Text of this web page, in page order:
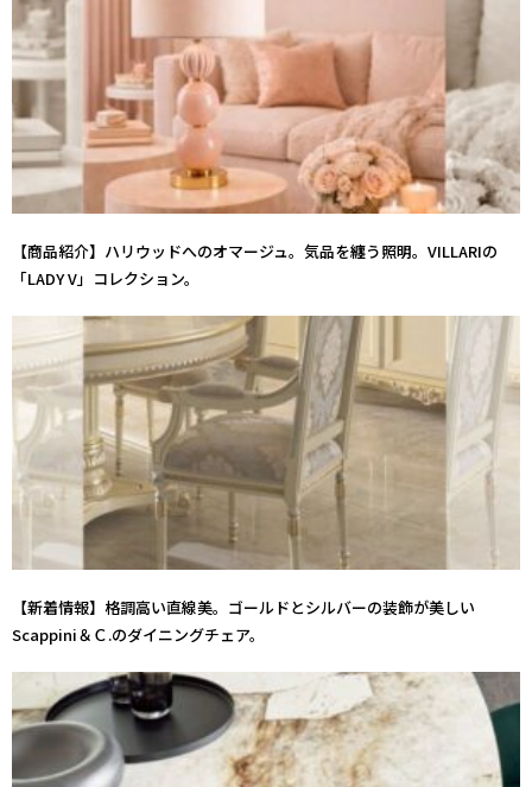
【商品紹介】ハリウッドへのオマージュ。気品を纏う照明。VILLARIの
「LADY V」コレクション。
【新着情報】格調高い直線美。ゴールドとシルバーの装飾が美しい
Scappini＆Ｃ.のダイニングチェア。